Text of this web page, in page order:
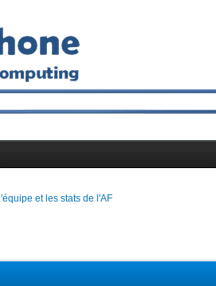
et les stats de l'AF